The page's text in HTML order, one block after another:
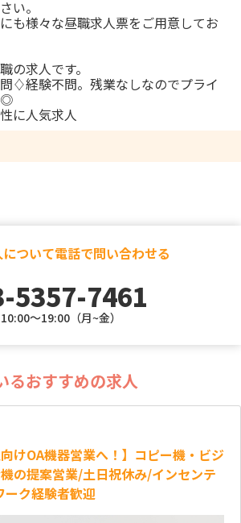
い。
も様々な昼職求人票をご用意してお
の求人です。
♢経験不問。残業なしなのでプライ
◎
に人気求人
ついて電話で問い合わせる
5357-7461
10:00～19:00（月~金）
るおすすめの求人
向けOA機器営業へ！】コピー機・ビジ
の提案営業/土日祝休み/インセンテ
ーク経験者歓迎